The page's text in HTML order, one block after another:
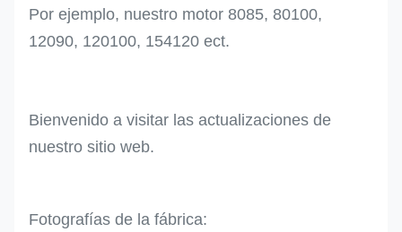
Por ejemplo, nuestro motor 8085, 80100,
12090, 120100, 154120 ect.
Bienvenido a visitar las actualizaciones de
nuestro sitio web.
Fotografías de la fábrica: